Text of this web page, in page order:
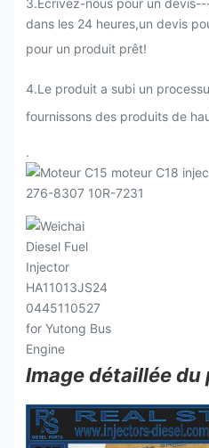
3.Ecrivez-nous pour un
dans les 24 heures,un devis
pour un produit prêt!
4.Le produit a subi un
fournissons des produits de
.
Image détaillée du